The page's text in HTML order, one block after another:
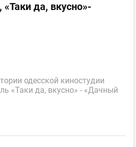
да, вкусно»-
одесской киностудии
«Таки да, вкусно» - «Дачный